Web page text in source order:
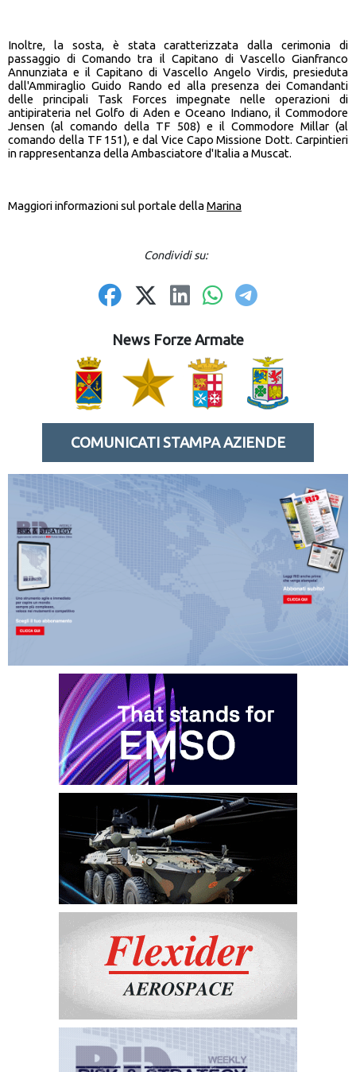
Inoltre, la sosta, è stata caratterizzata dalla cerimonia di
passaggio di Comando tra il Capitano di Vascello Gianfranco
Annunziata e il Capitano di Vascello Angelo Virdis, presieduta
dall'Ammiraglio Guido Rando ed alla presenza dei Comandanti
delle principali Task Forces impegnate nelle operazioni di
antipirateria nel Golfo di Aden e Oceano Indiano, il Commodore
Jensen (al comando della TF 508) e il Commodore Millar (al
comando della TF 151), e dal Vice Capo Missione Dott. Carpintieri
in rappresentanza della Ambasciatore d'Italia a Muscat.
Maggiori informazioni sul portale dellaMarina
Condividi su:
News Forze Armate
COMUNICATI STAMPA AZIENDE